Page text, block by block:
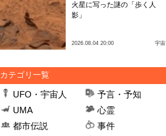
火星に写った謎の「歩く人
影」
2026.08.04 20:00 宇宙
カテゴリ一覧
UFO・宇宙人
予言・予知
UMA
心霊
都市伝説
事件